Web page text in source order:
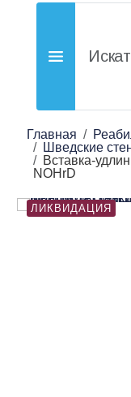
Главная
Шведские
Вставка-
NOHrD
ЛИКВИДАЦИЯ